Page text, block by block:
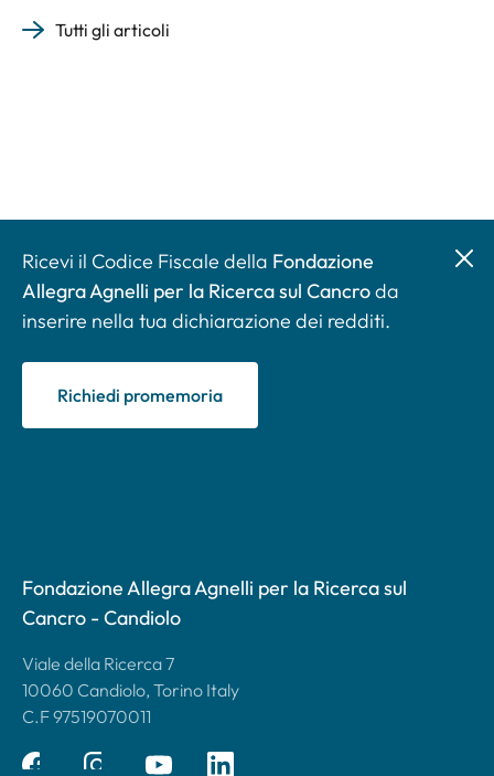
Tutti gli articoli
Ricevi il Codice Fiscale della Fondazione
Allegra Agnelli per la Ricerca sul Cancroda
inserire nella tua dichiarazione dei redditi.
Richiedi promemoria
Fondazione Allegra Agnelli per la Ricerca sul
Cancro - Candiolo
Viale della Ricerca 7
10060 Candiolo, Torino Italy
C.F 97519070011